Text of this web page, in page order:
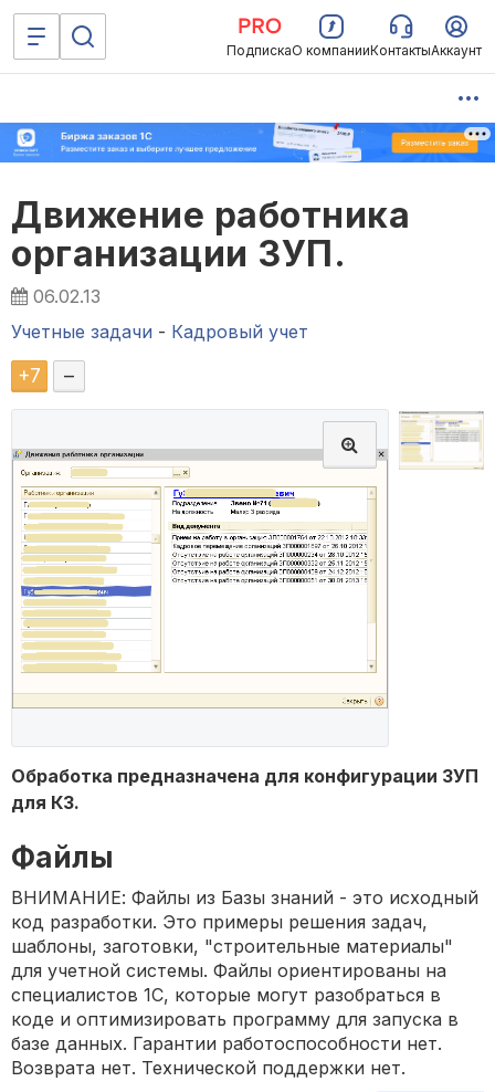
ПодпискаО компанииКонтактыАккаунт
Движение работника
организации ЗУП.
06.02.13
Учетные задачи - Кадровый учет
+7 –
Обработка предназначена для конфигурации ЗУП
для КЗ.
Файлы
ВНИМАНИЕ: Файлы из Базы знаний - это исходный
код разработки. Это примеры решения задач,
шаблоны, заготовки, "строительные материалы"
для учетной системы. Файлы ориентированы на
специалистов 1С, которые могут разобраться в
коде и оптимизировать программу для запуска в
базе данных. Гарантии работоспособности нет.
Возврата нет. Технической поддержки нет.